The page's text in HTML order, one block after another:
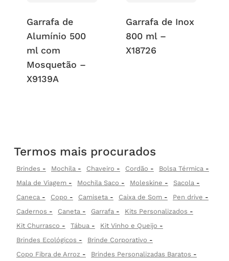
Garrafa de
Alumínio 500
ml com
Mosquetão –
X9139A
Garrafa de Inox
800 ml –
X18726
Termos mais procurados
Brindes Mochila Chaveiro Cordão
Bolsa Térmica
Mala de Viagem
Mochila Saco Moleskine
Sacola
Caneca
Copo Camiseta Caixa de Som
Pen drive
Cadernos
Caneta Garrafa
Kits Personalizados
Kit Churrasco
Tábua
Kit Vinho e Queijo
Brindes Ecológicos
Brinde Corporativo
Copo Fibra de Arroz
Brindes Personalizadas Baratos